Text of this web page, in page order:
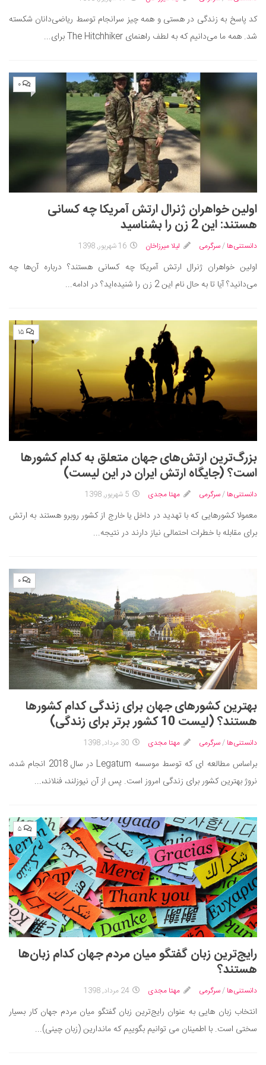
دانستنی‌ها
بازی
فال
مسابقه
کد پاسخ به زندگی در هستی و همه چیز سرانجام توسط ریاضی‌دانان شکسته
شد. همه ما می‌دانیم که به لطف راهنمای The Hitchhiker برای...
۰
اولین خواهران ژنرال ارتش آمریکا چه کسانی
هستند: این 2 زن را بشناسید
دانستنی‌ها /سرگرمی لیلا میرزاخان 16 شهریور, 1398
اولین خواهران ژنرال ارتش آمریکا چه کسانی هستند؟ درباره آن‌ها چه
می‌دانید؟ آیا تا به حال نام این 2 زن را شنیده‌اید؟ در ادامه...
۱۵
بزرگ‌ترین ارتش‌های جهان متعلق به کدام کشورها
است؟ (جایگاه ارتش ایران در این لیست)
دانستنی‌ها /سرگرمی مهتا مجدی 5 شهریور, 1398
معمولا کشورهایی که با تهدید در داخل یا خارج از کشور روبرو هستند به ارتش
برای مقابله با خطرات احتمالی نیاز دارند در نتیجه...
۰
بهترین کشورهای جهان برای زندگی کدام کشورها
هستند؟ (لیست 10 کشور برتر برای زندگی)
دانستنی‌ها /سرگرمی مهتا مجدی 30 مرداد, 1398
براساس مطالعه ای که توسط موسسه Legatum در سال 2018 انجام شده،
نروژ بهترین کشور برای زندگی امروز است. پس از آن نیوزلند، فنلاند،...
۵
رایج‌ترین زبان گفتگو میان مردم جهان کدام زبان‌ها
هستند؟
دانستنی‌ها /سرگرمی مهتا مجدی 24 مرداد, 1398
انتخاب زبان هایی به عنوان رایج‌ترین زبان گفتگو میان مردم جهان کار بسیار
سختی است. با اطمینان می توانیم بگوییم که ماندارین (زبان چینی)...